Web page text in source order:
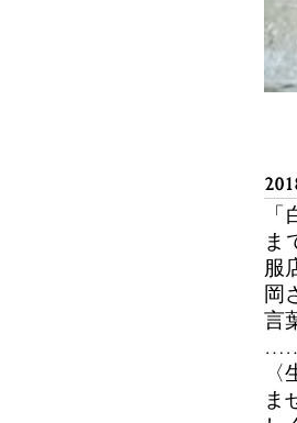
ま
服
岡
言
ま